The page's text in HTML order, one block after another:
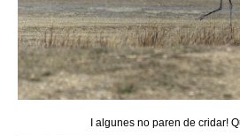
I algunes no paren de cridar!